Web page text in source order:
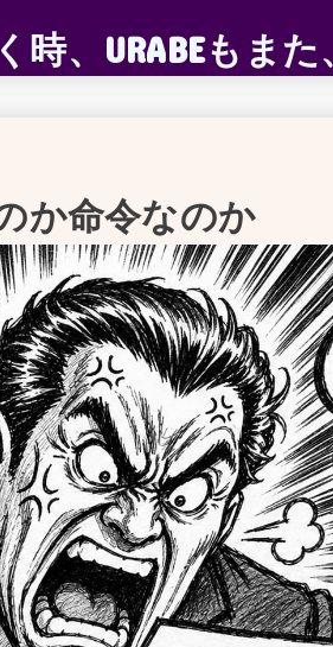
時、URABEもま
か命令なのか